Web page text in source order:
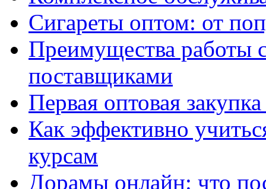
Сигареты оптом: от
Преимущества работы
поставщиками
Первая оптовая
Как эффективно
курсам
Дорамы онлайн: что